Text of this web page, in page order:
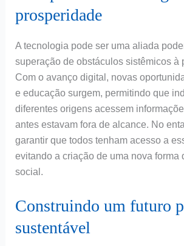
prosperidade
A tecnologia pode ser uma aliada
superação de obstáculos sistêmicos à
Com o avanço digital, novas
e educação surgem, permitindo que
diferentes origens acessem
antes estavam fora de alcance. No
garantir que todos tenham acesso a
evitando a criação de uma nova forma
social.
Construindo um futuro
sustentável